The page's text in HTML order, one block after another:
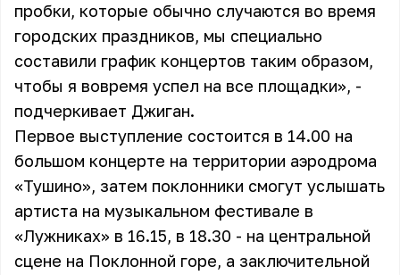
пробки, которые обычно случаются во время
городских праздников, мы специально
составили график концертов таким образом,
чтобы я вовремя успел на все площадки», -
подчеркивает Джиган.
Первое выступление состоится в 14.00 на
большом концерте на территории аэродрома
«Тушино», затем поклонники смогут услышать
артиста на музыкальном фестивале в
«Лужниках» в 16.15, в 18.30 - на центральной
сцене на Поклонной горе, а заключительной